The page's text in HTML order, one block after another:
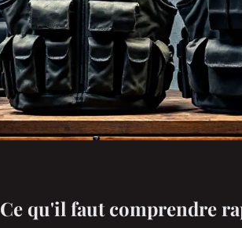
Ce qu'il faut comprendre